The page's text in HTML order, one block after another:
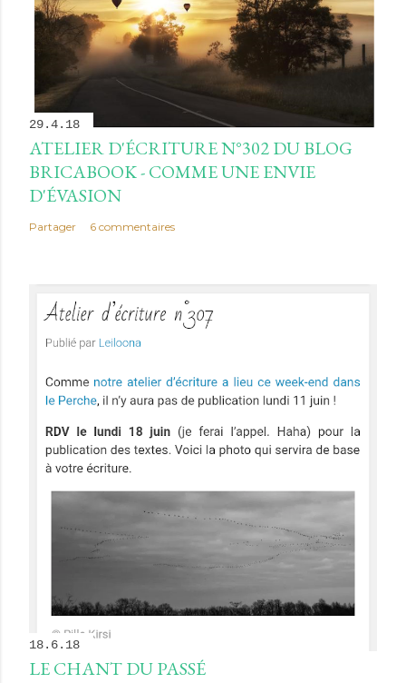
29.4.18
ATELIER D'ÉCRITURE N°302 DU BLOG
BRICABOOK - COMME UNE ENVIE
D'ÉVASION
Partager 6 commentaires
18.6.18
LE CHANT DU PASSÉ